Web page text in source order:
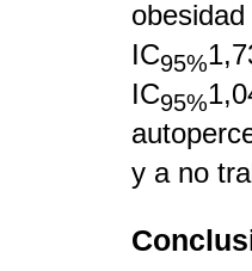
IC95%
IC95%
y a no